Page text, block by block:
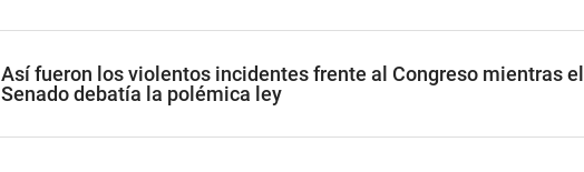
Así fueron los violentos incidentes frente al Congreso mientras el
Senado debatía la polémica ley